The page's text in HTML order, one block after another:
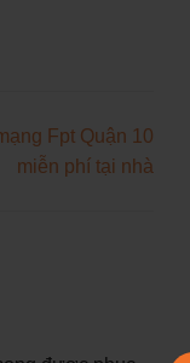
Fpt Quận 10
miễn phí tại nhà